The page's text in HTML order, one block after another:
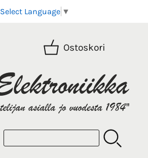
Select Language ▼
Ostoskori